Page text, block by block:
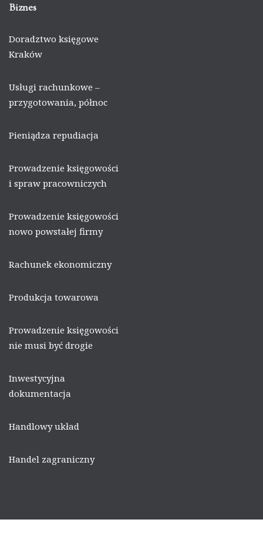
Biznes
Doradztwo księgowe
Kraków
Usługi rachunkowe –
przygotowania, północ
Pieniądza repudiacja
Prowadzenie księgowości
i spraw pracowniczych
Prowadzenie księgowości
nowo powstałej firmy
Rachunek ekonomiczny
Produkcja towarowa
Prowadzenie księgowości
nie musi być drogie
Inwestycyjna
dokumentacja
Handlowy układ
Handel zagraniczny